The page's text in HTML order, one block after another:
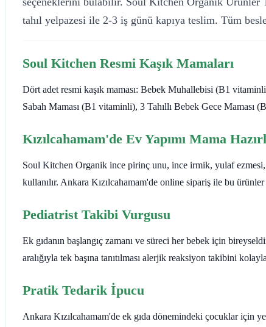
tahıl yelpazesi ile 2-3 iş günü kapıya teslim. Tüm
Soul Kitchen Resmi Kaşık Mamaları
Dört adet resmi kaşık maması: Bebek Muhallebisi (B1
Sabah Maması (B1 vitaminli), 3 Tahıllı Bebek Gece Maması
Kızılcahamam'de Ev Yapımı Mama
Soul Kitchen Organik ince pirinç unu, ince irmik, yulaf
kullanılır. Ankara Kızılcahamam'de online sipariş ile bu
Pediatrist Takibi Vurgusu
Ek gıdanın başlangıç zamanı ve süreci her bebek için
aralığıyla tek başına tanıtılması alerjik reaksiyon takibini
Pratik Tedarik İpucu
Ankara Kızılcahamam'de ek gıda dönemindeki çocuklar